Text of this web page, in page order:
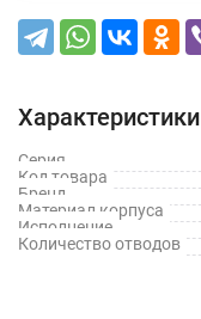
Характеристики
Серия
Код товара
Бренд
Материал корпуса
Исполнение
Количество отводов